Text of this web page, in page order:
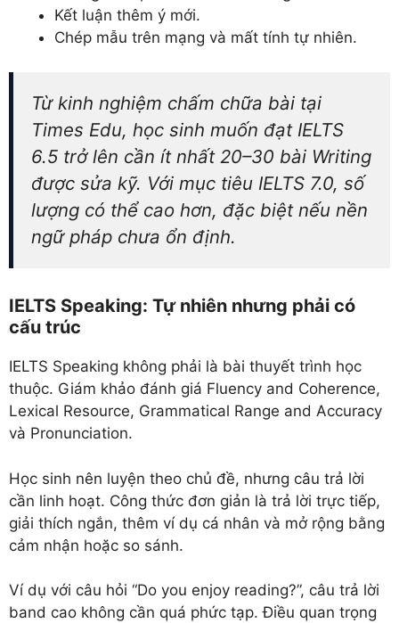
Kết luận thêm ý mới.
Chép mẫu trên mạng và mất tính tự nhiên.
Từ kinh nghiệm chấm chữa bài tại
Times Edu, học sinh muốn đạt IELTS
6.5 trở lên cần ít nhất 20–30 bài Writing
được sửa kỹ. Với mục tiêu IELTS 7.0, số
lượng có thể cao hơn, đặc biệt nếu nền
ngữ pháp chưa ổn định.
IELTS Speaking: Tự nhiên nhưng phải có
cấu trúc
IELTS Speaking không phải là bài thuyết trình học
thuộc. Giám khảo đánh giá Fluency and Coherence,
Lexical Resource, Grammatical Range and Accuracy
và Pronunciation.
Học sinh nên luyện theo chủ đề, nhưng câu trả lời
cần linh hoạt. Công thức đơn giản là trả lời trực tiếp,
giải thích ngắn, thêm ví dụ cá nhân và mở rộng bằng
cảm nhận hoặc so sánh.
Ví dụ với câu hỏi “Do you enjoy reading?”, câu trả lời
band cao không cần quá phức tạp. Điều quan trọng